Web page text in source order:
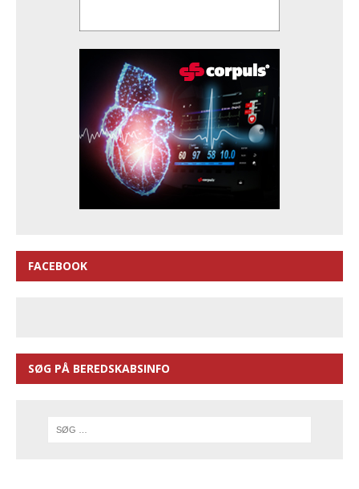
FACEBOOK
SØG PÅ BEREDSKABSINFO